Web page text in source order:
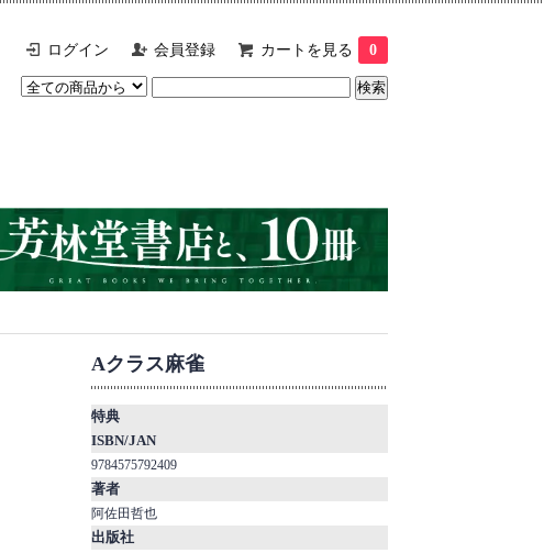
ログイン 会員登録 カートを見る 0
Aクラス麻雀
特典
ISBN/JAN
9784575792409
著者
阿佐田哲也
出版社